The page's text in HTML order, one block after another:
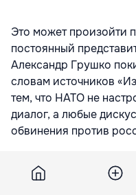
Это может произойти
постоянный
Александр Грушко
словам источников
тем, что НАТО не
диалог, а любые
обвинения против
представительства